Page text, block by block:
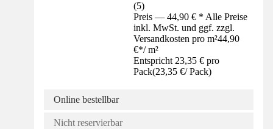
(5)
Preis — 44,90 € * Alle Preise
inkl. MwSt. und ggf. zzgl.
Versandkosten pro m²44,90
€*/ m²
Entspricht 23,35 € pro
Pack(23,35 €/ Pack)
Online bestellbar
Nicht reservierbar